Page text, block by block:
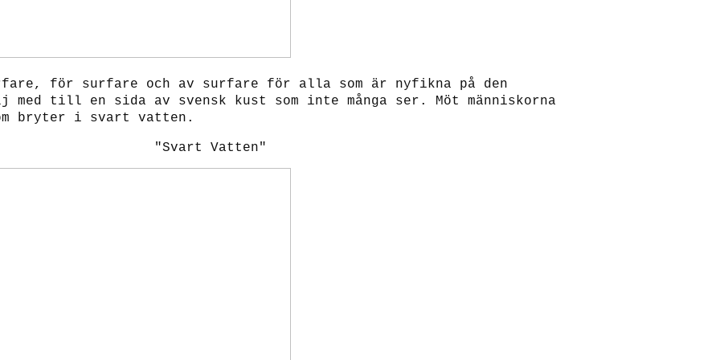
för surfare och av surfare för alla som är nyfikna på den
till en sida av svensk kust som inte många ser. Möt människorna
bryter i svart vatten .